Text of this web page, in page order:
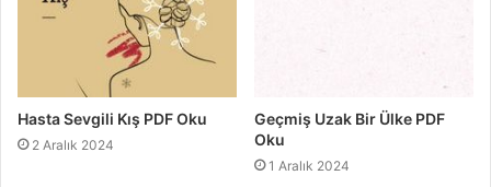
Hasta Sevgili Kış PDF Oku
2 Aralık 2024
Geçmiş Uzak Bir Ülke PDF
Oku
1 Aralık 2024